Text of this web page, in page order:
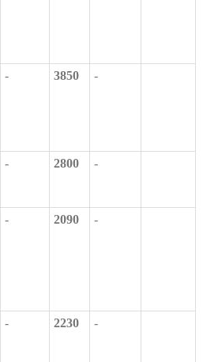
- 3850 -
- 2800 -
- 2090 -
- 2230 -